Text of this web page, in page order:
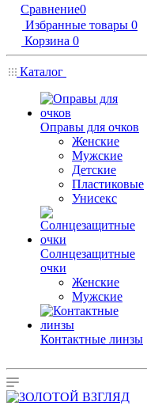
Сравнение0
Избранные товары 0
Корзина 0
Каталог
Оправы для очков
Женские
Мужские
Детские
Пластиковые
Унисекс
Солнцезащитные
очки
Женские
Мужские
Контактные линзы